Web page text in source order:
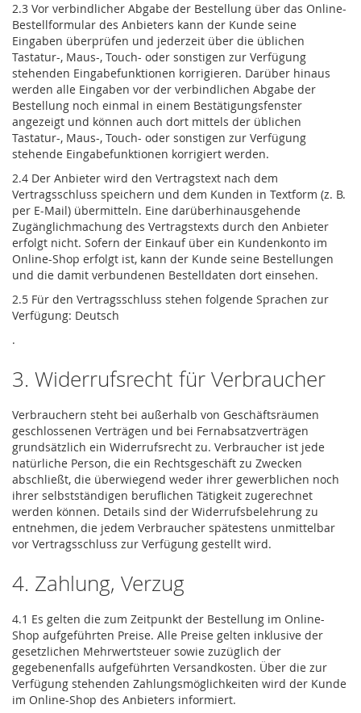
2.3 Vor verbindlicher Abgabe der Bestellung über das Online-
Bestellformular des Anbieters kann der Kunde seine
Eingaben überprüfen und jederzeit über die üblichen
Tastatur-, Maus-, Touch- oder sonstigen zur Verfügung
stehenden Eingabefunktionen korrigieren. Darüber hinaus
werden alle Eingaben vor der verbindlichen Abgabe der
Bestellung noch einmal in einem Bestätigungsfenster
angezeigt und können auch dort mittels der üblichen
Tastatur-, Maus-, Touch- oder sonstigen zur Verfügung
stehende Eingabefunktionen korrigiert werden.
2.4 Der Anbieter wird den Vertragstext nach dem
Vertragsschluss speichern und dem Kunden in Textform (z. B.
per E-Mail) übermitteln. Eine darüberhinausgehende
Zugänglichmachung des Vertragstexts durch den Anbieter
erfolgt nicht. Sofern der Einkauf über ein Kundenkonto im
Online-Shop erfolgt ist, kann der Kunde seine Bestellungen
und die damit verbundenen Bestelldaten dort einsehen.
2.5 Für den Vertragsschluss stehen folgende Sprachen zur
Verfügung: Deutsch
.
3. Widerrufsrecht für Verbraucher
Verbrauchern steht bei außerhalb von Geschäftsräumen
geschlossenen Verträgen und bei Fernabsatzverträgen
grundsätzlich ein Widerrufsrecht zu. Verbraucher ist jede
natürliche Person, die ein Rechtsgeschäft zu Zwecken
abschließt, die überwiegend weder ihrer gewerblichen noch
ihrer selbstständigen beruflichen Tätigkeit zugerechnet
werden können. Details sind der Widerrufsbelehrung zu
entnehmen, die jedem Verbraucher spätestens unmittelbar
vor Vertragsschluss zur Verfügung gestellt wird.
4. Zahlung, Verzug
4.1 Es gelten die zum Zeitpunkt der Bestellung im Online-
Shop aufgeführten Preise. Alle Preise gelten inklusive der
gesetzlichen Mehrwertsteuer sowie zuzüglich der
gegebenenfalls aufgeführten Versandkosten. Über die zur
Verfügung stehenden Zahlungsmöglichkeiten wird der Kunde
im Online-Shop des Anbieters informiert.